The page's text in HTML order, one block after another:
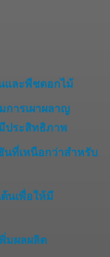
และพืชดอกไม้
ารเผาผลาญ
ประสิทธิภาพ
ที่เหนือกว่าสำหรับ
นเพื่อให้มี
มผลผลิต